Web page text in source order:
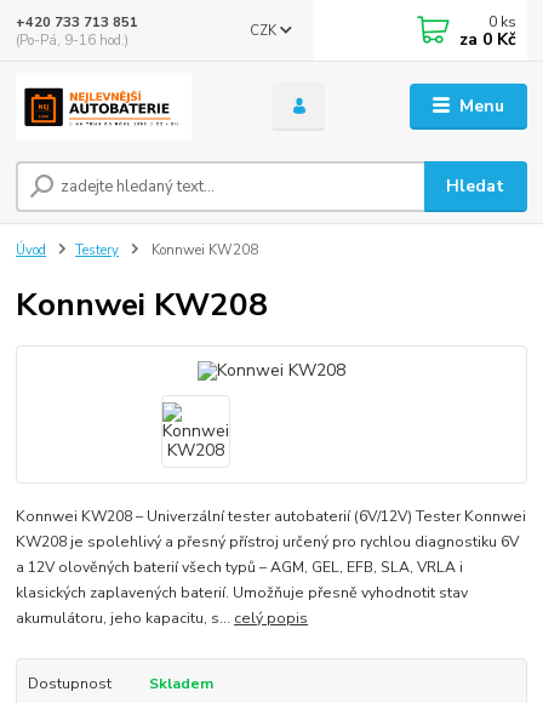
Menu
CZK
Hledat
+420 733 713 851
(Po-Pá, 9-16 hod.)
0 ks
za 0 Kč
Úvod Testery Konnwei KW208
Konnwei KW208
Konnwei KW208 – Univerzální tester autobaterií (6V/12V) Tester Konnwei
KW208 je spolehlivý a přesný přístroj určený pro rychlou diagnostiku 6V
a 12V olověných baterií všech typů – AGM, GEL, EFB, SLA, VRLA i
klasických zaplavených baterií. Umožňuje přesně vyhodnotit stav
akumulátoru, jeho kapacitu, s... celý popis
Dostupnost Skladem